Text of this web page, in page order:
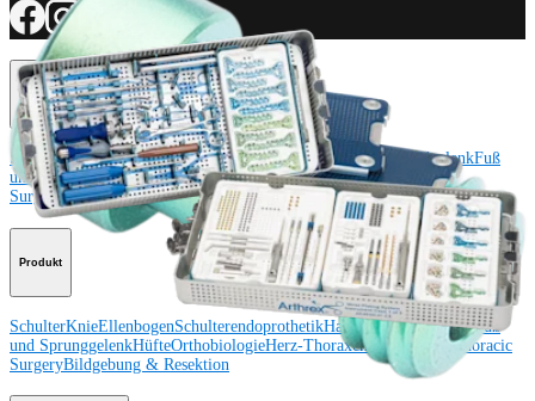
Operationsverfahren
SchulterKnieEllenbogenSchulterendoprothetikHand und HandgelenkFuß
und SprunggelenkTraumaHüfteOrthobiologieCardiothoracic
SurgeryWirbelsäule
Produkt
SchulterKnieEllenbogenSchulterendoprothetikHand und HandgelenkFuß
und SprunggelenkHüfteOrthobiologieHerz-Thoraxchirurgie Cardiothoracic
SurgeryBildgebung & Resektion